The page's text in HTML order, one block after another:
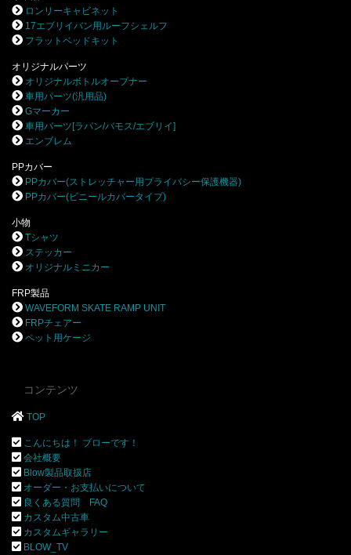
ロンリーキャビネット
17エブリイバン用ルーフシェルフ
フラットベッドキット
オリジナルパーツ
オリジナルボトルオープナー
車用パーツ(汎用品)
Gマーカー
車用パーツ[ラパン/バモス/エブリイ]
エンブレム
PPカバー
PPカバー(ストレッチャー用プライバシー保護機器)
PPカバー(ビニールカバータイプ)
小物
Tシャツ
ステッカー
オリジナルミニカー
FRP製品
WAVEFORM SKATE RAMP UNIT
FRPチェアー
ペット用ケージ
コンテンツ
TOP
こんにちは！ ブローです！
会社概要
Blow製品取扱店
オーダー・お支払いについて
良くある質問 FAQ
カスタム中古車
カスタムギャラリー
BLOW_TV